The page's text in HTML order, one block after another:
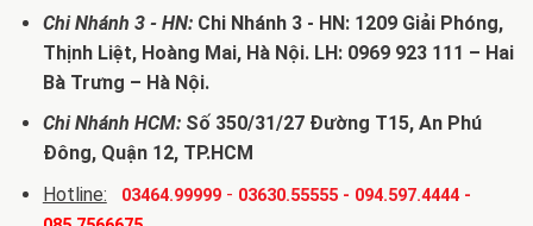
Chi Nhánh 3 - HN:Chi Nhánh 3 - HN: 1209 Giải Phóng,
Thịnh Liệt, Hoàng Mai, Hà Nội. LH: 0969 923 111 – Hai
Bà Trưng – Hà Nội.
Chi Nhánh HCM:Số 350/31/27 Đường T15, An Phú
Đông, Quận 12, TP.HCM
Hotline:
03464.99999- 03630.55555- 094.597.4444-